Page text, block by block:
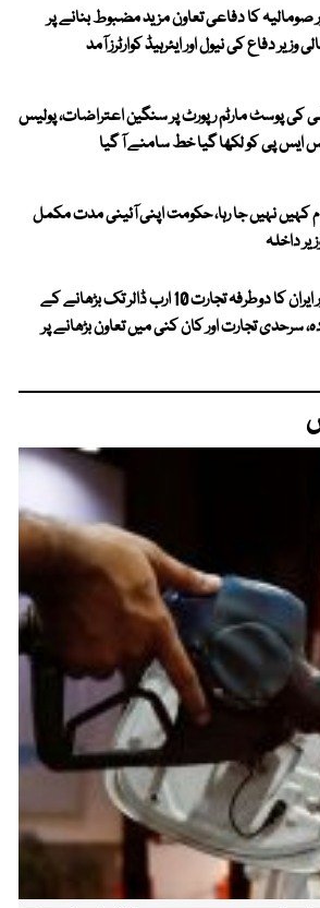
صومالیہ کا دفاعی تعاون مزید مضبوط بنانے پر
وزیر دفاع کی نیول اور ایئرہیڈ کوارٹرز آمد
کی پوسٹ مارٹم رپورٹ پر سنگین اعتراضات، پولیس
ایس پی کو لکھا گیا خط سامنے آ گیا
کہیں نہیں جا رہا، حکومت اپنی آئینی مدت مکمل
داخلہ
پاکستان اور ایران کا دوطرفہ تجارت 10 ارب ڈالر تک بڑھانے کے
سرحدی تجارت اور کان کنی میں تعاون بڑھانے پر